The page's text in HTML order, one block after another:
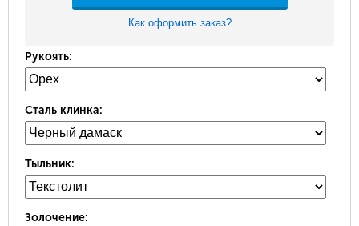
Как оформить заказ?
Рукоять:
Сталь клинка:
Тыльник:
Золочение: